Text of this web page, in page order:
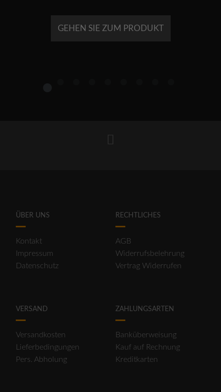
GEHEN SIE ZUM PRODUKT
ÜBER UNS
Kontakt
Impressum
Datenschutz
RECHTLICHES
AGB
Widerrufsbelehrung
Vertrag Widerrufen
VERSAND
Versandkosten
Lieferbedingungen
Pers. Abholung
ZAHLUNGSARTEN
Banküberweisung
Kauf auf Rechnung
Kreditkarten